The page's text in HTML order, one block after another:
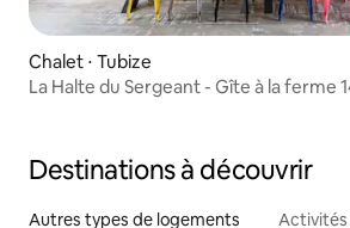
Chalet ⋅ Tubize
La Halte du Sergeant - Gîte à la ferme
Destinations à découvrir
Autres types de logements Activités